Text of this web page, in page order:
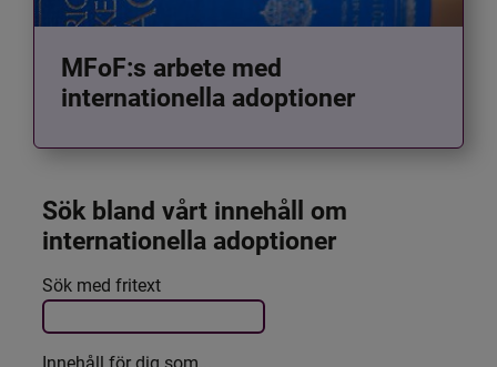
MFoF:s arbete med
internationella adoptioner
Sök bland vårt innehåll om
internationella adoptioner
Filtrera resultatet
Det här formuläret postas automatiskt
Sök med fritext
Innehåll för dig som...